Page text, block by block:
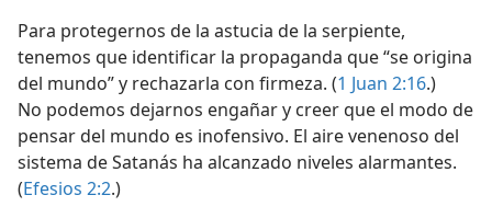
Para protegernos de la astucia de la serpiente,
tenemos que identificar la propaganda que “se origina
del mundo” y rechazarla con firmeza. (1 Juan 2:16.)
No podemos dejarnos engañar y creer que el modo de
pensar del mundo es inofensivo. El aire venenoso del
sistema de Satanás ha alcanzado niveles alarmantes.
(Efesios 2:2.)